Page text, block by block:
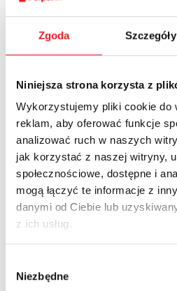
Zgoda Szczegóły
Niniejsza strona korzysta z
Wykorzystujemy pliki cookie do
reklam, aby oferować funkcje
analizować ruch w naszych
jak korzystać z naszej witryny,
społecznościowe, dostępne i
mogą łączyć te informacje z
danymi od Ciebie lub
z ich usług.
zgody
Niezbędne
Zapytaj o
Imię i nazwisko: *
Adres e-mail: *